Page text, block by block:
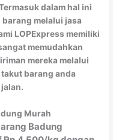
dalam hal ini
melalui jasa
LOPExpress memiliki
memudahkan
mereka melalui
barang anda
Murah
Badung